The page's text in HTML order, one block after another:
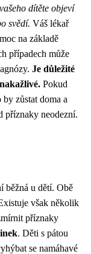
dítěte objeví
svědí. Váš lékař
na základě
případech může
Je důležité
Pokud
zůstat doma a
příznaky neodezní.
běžná u dětí. Obě
však několik
příznaky
. Děti s pátou
se namáhavé